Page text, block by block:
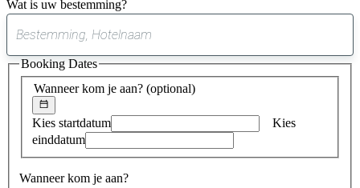
Wat is uw bestemming?
suggestie
gevonden
Wanneer kom je aan? (optional)
Kies startdatum
Kies
einddatum
Wanneer kom je aan?
Booking Dates